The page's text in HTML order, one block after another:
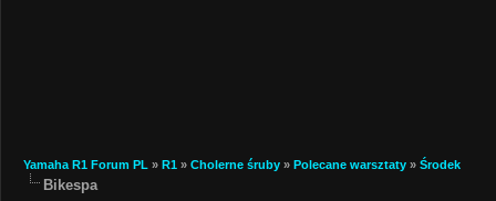
Yamaha R1 Forum PL » R1 » Cholerne śruby » Polecane warsztaty » Środek
Bikespa